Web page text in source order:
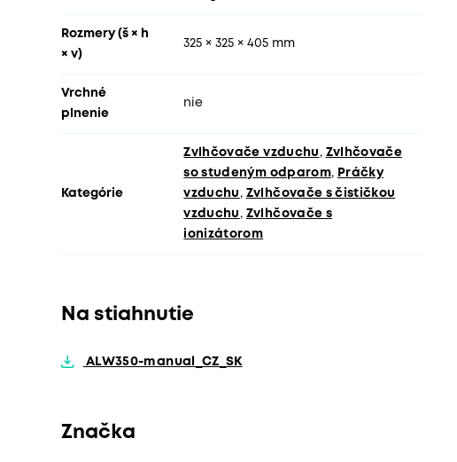
Rozmery (š × h
× v)
325 × 325 × 405 mm
Vrchné
plnenie
nie
Kategórie
Zvlhčovače vzduchu , Zvlhčovače
so studeným odparom, Práčky
vzduchu , Zvlhčovače s čističkou
vzduchu , Zvlhčovače s
ionizátorom
Na stiahnutie
ALW350-manual_CZ_SK
Značka